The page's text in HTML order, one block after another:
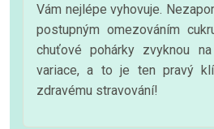
Vám nejlépe vyhovuje.
postupným omezováním
chuťové pohárky zvyknou
variace, a to je ten pravý
zdravému stravování!